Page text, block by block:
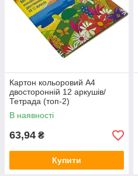
Картон кольоровий A4
двосторонній 12 аркушів/
Тетрада (топ-2)
В наявності
63,94 ₴
Купити